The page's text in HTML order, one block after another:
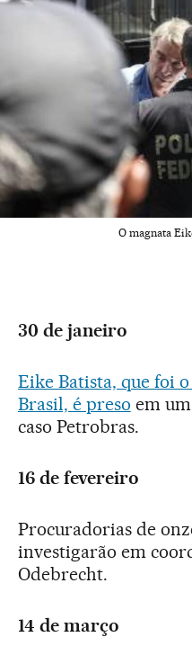
O magnata
30 de janeiro
Eike Batista, que foi
Brasil, é preso em
caso Petrobras.
16 de fevereiro
Procuradorias de
investigarão em
Odebrecht.
14 de março